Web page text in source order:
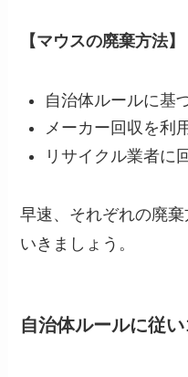
【マウスの廃棄方法】
自治体ルールに基
メーカー回収を利
リサイクル業者に
早速、それぞれの廃
いきましょう。
自治体ルールに従